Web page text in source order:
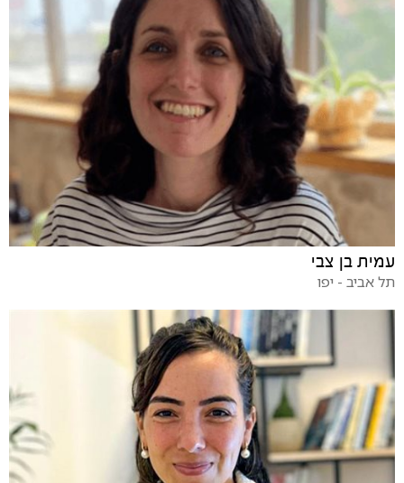
עמית בן צבי
תל אביב - יפו